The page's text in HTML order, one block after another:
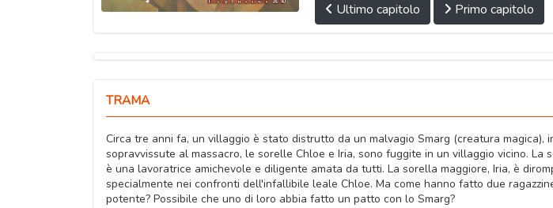
Ultimo capitolo
Primo capitolo
TRAMA
Circa tre anni fa, un villaggio è stato distrutto da un malvagio Smarg (creatura magica),
sopravvissute al massacro, le sorelle Chloe e Iria, sono fuggite in un villaggio vicino. La
è una lavoratrice amichevole e diligente amata da tutti. La sorella maggiore, Iria, è
specialmente nei confronti dell'infallibile leale Chloe. Ma come hanno fatto due
potente? Possibile che uno di loro abbia fatto un patto con lo Smarg?